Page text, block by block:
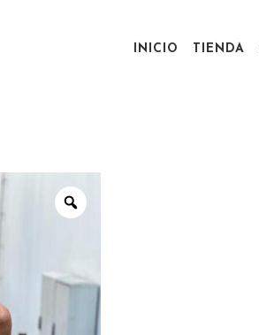
INICIO TIENDA